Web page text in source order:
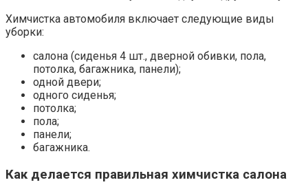
Химчистка автомобиля включает следующие виды
уборки:
салона (сиденья 4 шт., дверной обивки, пола,
потолка, багажника, панели);
одной двери;
одного сиденья;
потолка;
пола;
панели;
багажника.
Как делается правильная химчистка салона